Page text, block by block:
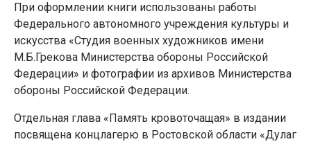
При оформлении книги использованы работы
Федерального автономного учреждения культуры и
искусства «Студия военных художников имени
М.Б.Грекова Министерства обороны Российской
Федерации» и фотографии из архивов Министерства
обороны Российской Федерации.
Отдельная глава «Память кровоточащая» в издании
посвящена концлагерю в Ростовской области «Дулаг